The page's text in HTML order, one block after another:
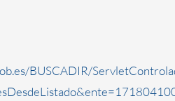
BUSCADIR/